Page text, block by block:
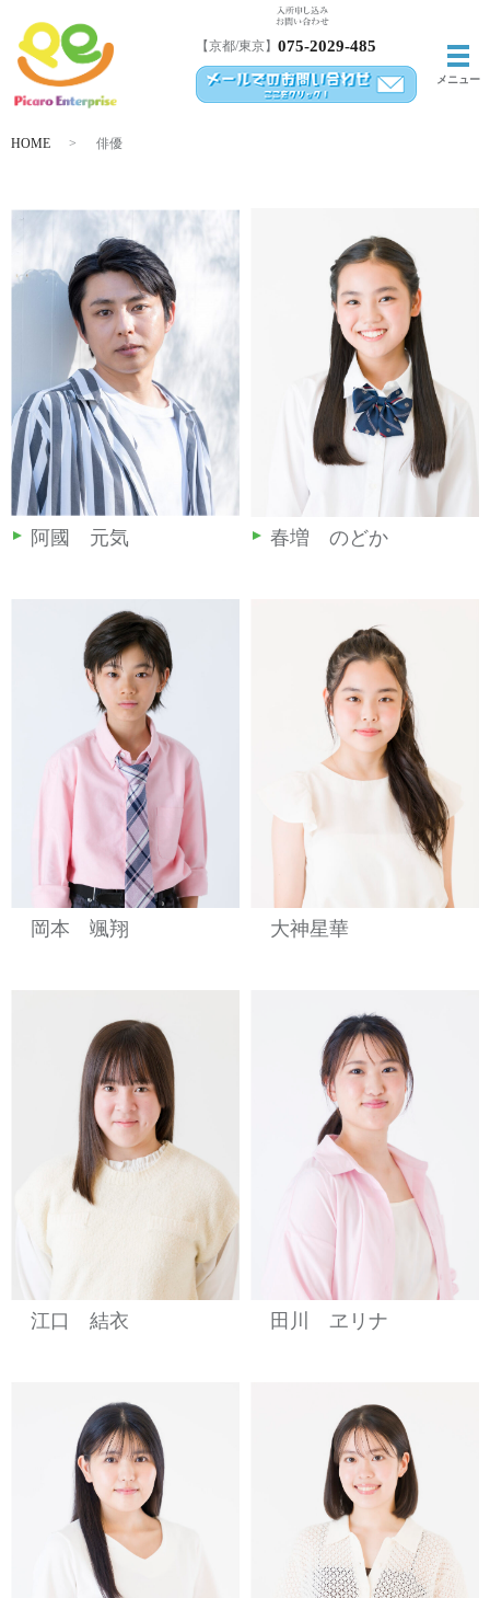
【京都/東京】 075-2029-485
メニュー
HOME 俳優
阿國 元気 春増 のどか
岡本 颯翔 大神星華
江口 結衣 田川 ヱリナ